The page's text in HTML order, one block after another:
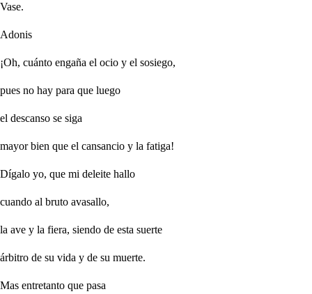
Vase.
Adonis
¡Oh, cuánto engaña el ocio y el sosiego,
pues no hay para que luego
el descanso se siga
mayor bien que el cansancio y la fatiga!
Dígalo yo, que mi deleite hallo
cuando al bruto avasallo,
la ave y la fiera, siendo de esta suerte
árbitro de su vida y de su muerte.
Mas entretanto que pasa